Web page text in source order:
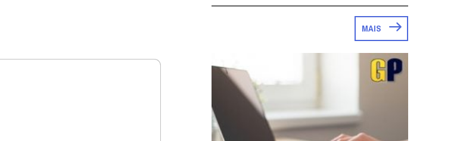
MAIS